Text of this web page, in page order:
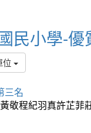
民小學-優
位
三名
敬程紀羽真許芷